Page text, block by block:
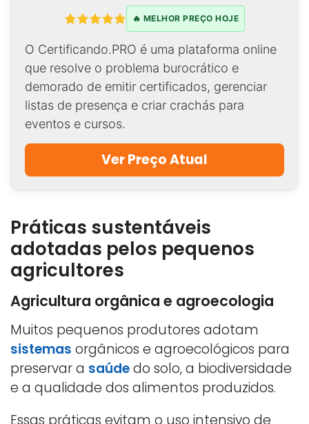
🔥 MELHOR PREÇO HOJE
O Certificando.PRO é uma plataforma online
que resolve o problema burocrático e
demorado de emitir certificados, gerenciar
listas de presença e criar crachás para
eventos e cursos.
Ver Preço Atual
Práticas sustentáveis
adotadas pelos pequenos
agricultores
Agricultura orgânica e agroecologia
Muitos pequenos produtores adotam
sistemas orgânicos e agroecológicos para
preservar a saúdedo solo, a biodiversidade
e a qualidade dos alimentos produzidos.
Essas práticas evitam o uso intensivo de